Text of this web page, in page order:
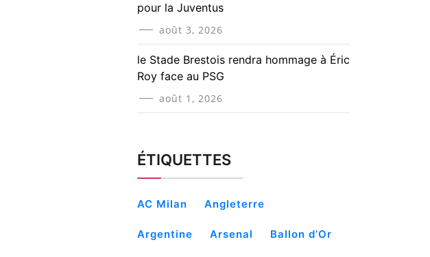
pour la Juventus
août 3, 2026
le Stade Brestois rendra hommage à Éric
Roy face au PSG
août 1, 2026
ÉTIQUETTES
AC Milan Angleterre
Argentine Arsenal Ballon d’Or